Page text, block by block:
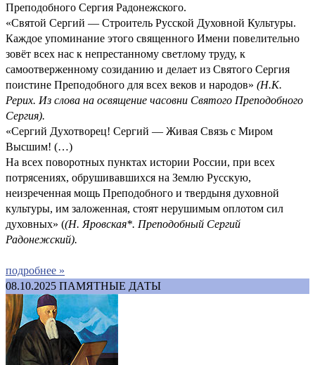
Преподобного Сергия Радонежского.
«Святой Сергий — Строитель Русской Духовной Культуры.
Каждое упоминание этого священного Имени повелительно
зовёт всех нас к непрестанному светлому труду, к
самоотверженному созиданию и делает из Святого Сергия
поистине Преподобного для всех веков и народов» (Н.К.
Рерих. Из слова на освящение часовни Святого Преподобного
Сергия).
«Сергий Духотворец! Сергий — Живая Связь с Миром
Высшим! (…)
На всех поворотных пунктах истории России, при всех
потрясениях, обрушивавшихся на Землю Русскую,
неизреченная мощь Преподобного и твердыня духовной
культуры, им заложенная, стоят нерушимым оплотом сил
духовных» ((Н. Яровская*. Преподобный Сергий
Радонежский).
подробнее »
08.10.2025 ПАМЯТНЫЕ ДАТЫ